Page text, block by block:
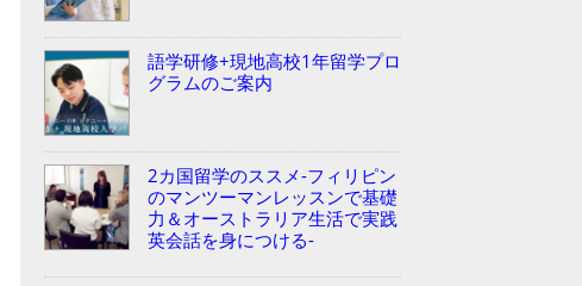
語学研修+現地高校1年留学プロ
グラムのご案内
2カ国留学のススメ-フィリピン
のマンツーマンレッスンで基礎
力＆オーストラリア生活で実践
英会話を身につける-